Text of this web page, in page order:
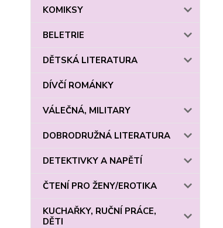
KOMIKSY
BELETRIE
DĚTSKÁ LITERATURA
DÍVČÍ ROMÁNKY
VÁLEČNÁ, MILITARY
DOBRODRUŽNÁ LITERATURA
DETEKTIVKY A NAPĚTÍ
ČTENÍ PRO ŽENY/EROTIKA
KUCHAŘKY, RUČNÍ PRÁCE,
DĚTI